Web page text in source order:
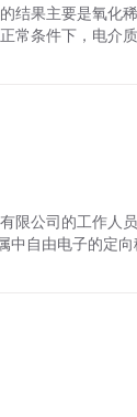
果主要是氧化
常条件下，电介
，不同的物质
公司的工作人
自由电子的定向
状态下并不导电